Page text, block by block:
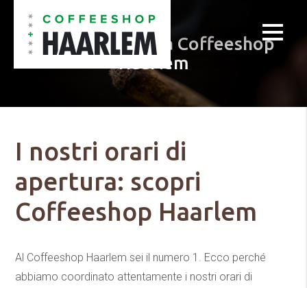
Orari di apertura Coffeeshop
Haarlem
I nostri orari di
apertura: scopri
Coffeeshop Haarlem
Al Coffeeshop Haarlem sei il numero 1. Ecco perché
abbiamo coordinato attentamente i nostri orari di